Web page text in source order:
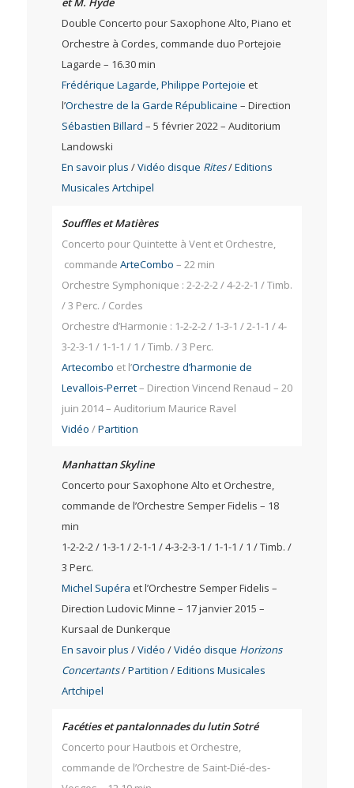
Double Concerto pour Saxophone Alto, Piano et
Orchestre à Cordes, commande duo Portejoie
Lagarde – 16.30 min
Frédérique Lagarde, Philippe Portejoie et
l’Orchestre de la Garde Républicaine – Direction
Sébastien Billard – 5 février 2022 – Auditorium
Landowski
En savoir plus /Vidéo disque Rites/Editions
Musicales Artchipel
Souffles et Matières
Concerto pour Quintette à Vent et Orchestre,
commande ArteCombo – 22 min
Orchestre Symphonique : 2-2-2-2 / 4-2-2-1 / Timb.
/ 3 Perc. / Cordes
Orchestre d’Harmonie : 1-2-2-2 / 1-3-1 / 2-1-1 / 4-
3-2-3-1 / 1-1-1 / 1 / Timb. / 3 Perc.
Artecombo et l’Orchestre d’harmonie de
Levallois-Perret– Direction Vincend Renaud – 20
juin 2014 – Auditorium Maurice Ravel
Vidéo /Partition
Manhattan Skyline
Concerto pour Saxophone Alto et Orchestre,
commande de l’Orchestre Semper Fidelis – 18
min
1-2-2-2 / 1-3-1 / 2-1-1 / 4-3-2-3-1 / 1-1-1 / 1 / Timb. /
3 Perc.
Michel Supéra et l’Orchestre Semper Fidelis –
Direction Ludovic Minne – 17 janvier 2015 –
Kursaal de Dunkerque
En savoir plus /Vidéo /Vidéo disque Horizons
Concertants/Partition /Editions Musicales
Artchipel
Facéties et pantalonnades du lutin Sotré
Concerto pour Hautbois et Orchestre,
commande de l’Orchestre de Saint-Dié-des-